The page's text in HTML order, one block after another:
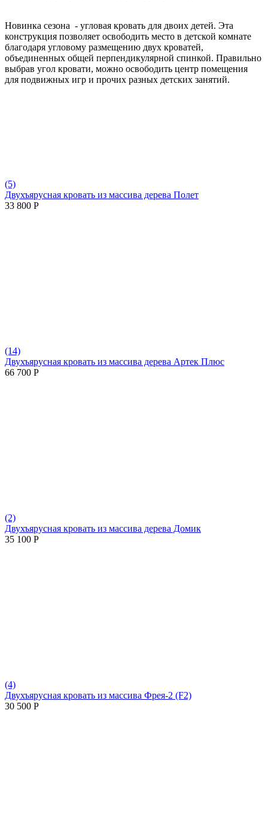
Новинка сезона - угловая кровать для двоих детей. Эта
конструкция позволяет освободить место в детской комнате
благодаря угловому размещению двух кроватей,
объединенных общей перпендикулярной спинкой. Правильно
выбрав угол кровати, можно освободить центр помещения
для подвижных игр и прочих разных детских занятий.
(5)
Двухъярусная кровать из массива дерева Полет
33 800 Р
(14)
Двухъярусная кровать из массива дерева Артек Плюс
66 700 Р
(2)
Двухъярусная кровать из массива дерева Домик
35 100 Р
(4)
Двухъярусная кровать из массива Фрея-2 (F2)
30 500 Р